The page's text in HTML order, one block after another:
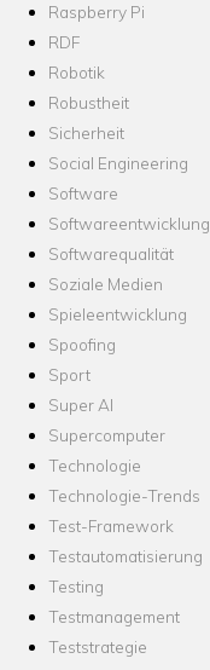
Raspberry Pi
RDF
Robotik
Robustheit
Sicherheit
Social Engineering
Software
Softwareentwicklung
Softwarequalität
Soziale Medien
Spieleentwicklung
Spoofing
Sport
Super AI
Supercomputer
Technologie
Technologie-Trends
Test-Framework
Testautomatisierung
Testing
Testmanagement
Teststrategie